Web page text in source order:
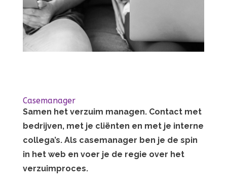
Casemanager
Samen het verzuim managen. Contact met
bedrijven, met je cliënten en met je interne
collega’s. Als casemanager ben je de spin
in het web en voer je de regie over het
verzuimproces.